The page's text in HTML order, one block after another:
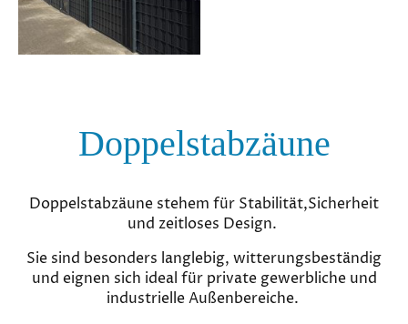
Doppelstabzäune
Doppelstabzäune stehem für Stabilität,Sicherheit
und zeitloses Design.
Sie sind besonders langlebig, witterungsbeständig
und eignen sich ideal für private gewerbliche und
industrielle Außenbereiche.